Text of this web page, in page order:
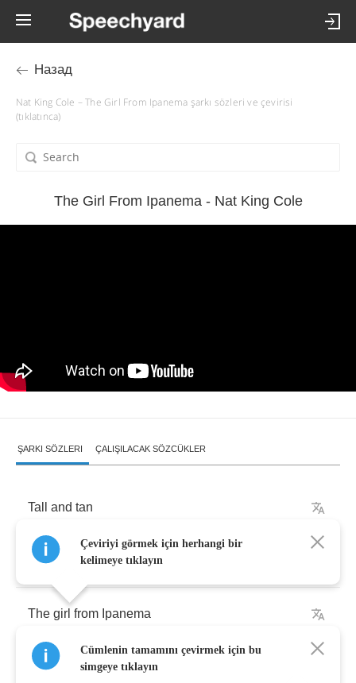
Назад
Nat King Cole – The Girl From Ipanema şarkı sözleri ve çevirisi
(tıklatınca)
The Girl From Ipanema - Nat King Cole
ŞARKI SÖZLERI ÇALIŞILACAK SÖZCÜKLER
Tall and tan
And young and lovely
The girl from Ipanema
Goes walking
Çeviriyi görmek için herhangi bir
kelimeye tıklayın
Cümlenin tamamını çevirmek için bu
simgeye tıklayın